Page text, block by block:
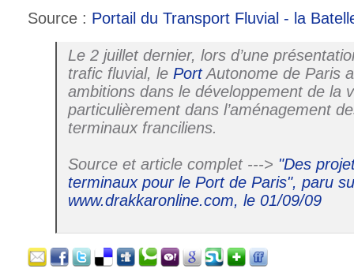
Source : Portail du Transport Fluvial - la
Le 2 juillet dernier, lors d’une
trafic fluvial, le PortAutonome de Paris
ambitions dans le développement de la
particulièrement dans l’aménagement
terminaux franciliens.
Source et article complet ---> "Des
terminaux pour le Port de Paris", paru
www.drakkaronline.com, le 01/09/09